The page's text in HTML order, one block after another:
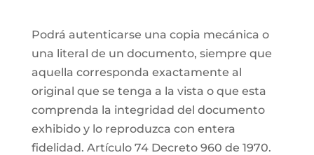
Podrá autenticarse una copia mecánica o
una literal de un documento, siempre que
aquella corresponda exactamente al
original que se tenga a la vista o que esta
comprenda la integridad del documento
exhibido y lo reproduzca con entera
fidelidad. Artículo 74 Decreto 960 de 1970.